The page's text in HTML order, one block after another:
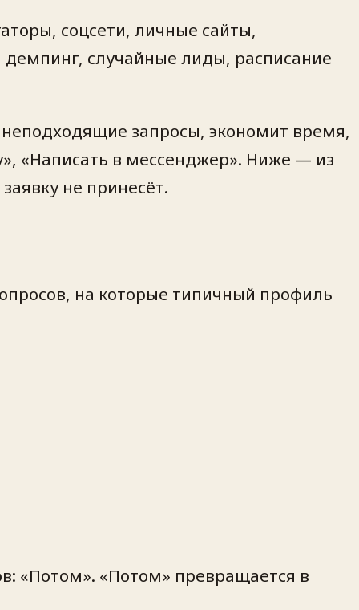
соцсети, личные сайты,
случайные лиды, расписание
запросы, экономит время,
«Написать в мессенджер». Ниже — из
не принесёт.
на которые типичный профиль
«Потом». «Потом» превращается в